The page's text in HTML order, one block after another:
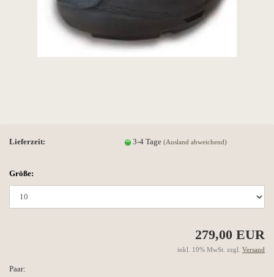
Lieferzeit: 3-4 Tage(Ausland abweichend)
Größe:
279,00 EUR
inkl. 19% MwSt. zzgl. Versand
Paar: